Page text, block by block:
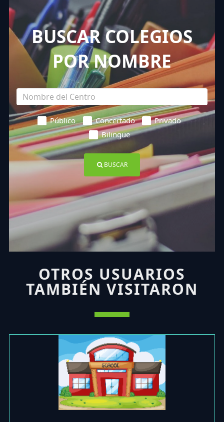
BUSCAR COLEGIOS
POR NOMBRE
Público Concertado
Privado
Bilingüe
BUSCAR
OTROS USUARIOS
TAMBIÉN VISITARON